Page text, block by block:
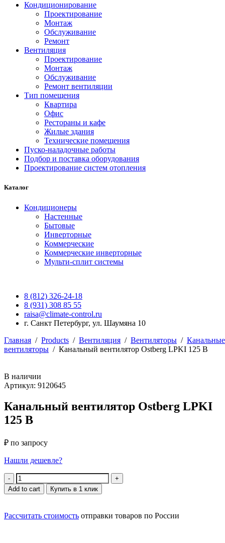
Кондиционирование
Проектирование
Монтаж
Обслуживание
Ремонт
Вентиляция
Проектирование
Монтаж
Обслуживание
Ремонт вентиляции
Тип помещения
Квартира
Офис
Рестораны и кафе
Жилые здания
Технические помещения
Пуско-наладочные работы
Подбор и поставка оборудования
Проектирование систем отопления
Каталог
Кондиционеры
Настенные
Бытовые
Инверторные
Коммерческие
Коммерческие инверторные
Мульти-сплит системы
8 (812) 326-24-18
8 (931) 308 85 55
raisa@climate-control.ru
г. Санкт Петербург, ул. Шаумяна 10
Главная / Products / Вентиляция / Вентиляторы / Канальные
вентиляторы / Канальный вентилятор Ostberg LPKI 125 B
В наличии
Артикул: 9120645
Канальный вентилятор Ostberg LPKI
125 B
₽ по запросу
Нашли дешевле?
Quantity
Add to cart Купить в 1 клик
Рассчитать стоимость отправки товаров по России